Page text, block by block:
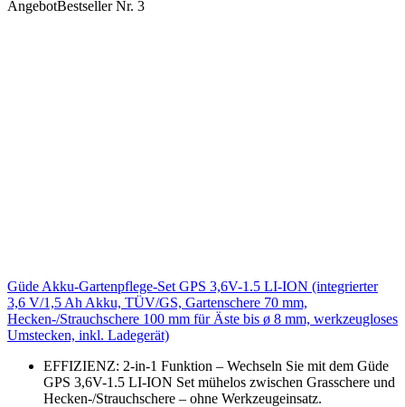
AngebotBestseller Nr. 3
Güde Akku-Gartenpflege-Set GPS 3,6V-1.5 LI-ION (integrierter
3,6 V/1,5 Ah Akku, TÜV/GS, Gartenschere 70 mm,
Hecken-/Strauchschere 100 mm für Äste bis ø 8 mm, werkzeugloses
Umstecken, inkl. Ladegerät)
EFFIZIENZ: 2-in-1 Funktion – Wechseln Sie mit dem Güde
GPS 3,6V-1.5 LI-ION Set mühelos zwischen Grasschere und
Hecken-/Strauchschere – ohne Werkzeugeinsatz.